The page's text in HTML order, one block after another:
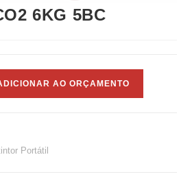
6KG 5BC
AO ORÇAMENTO
Portátil